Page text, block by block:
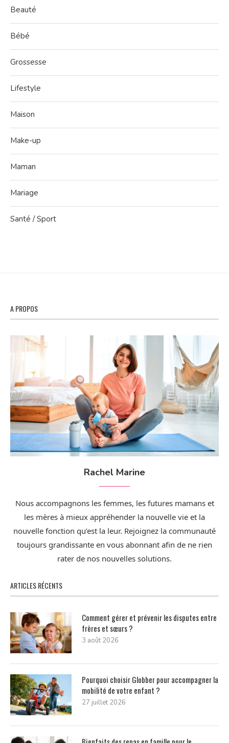
Beauté
Bébé
Grossesse
Lifestyle
Maison
Make-up
Maman
Mariage
Santé / Sport
A PROPOS
Rachel Marine
Nous accompagnons les femmes, les futures mamans et
les mères à mieux appréhender la nouvelle vie et la
nouvelle fonction qu’est la leur. Rejoignez la communauté
toujours grandissante en vous abonnant afin de ne rien
rater de nos nouvelles solutions.
ARTICLES RÉCENTS
Comment gérer et prévenir les disputes entre
frères et sœurs ?
3 août 2026
Pourquoi choisir Globber pour accompagner la
mobilité de votre enfant ?
27 juillet 2026